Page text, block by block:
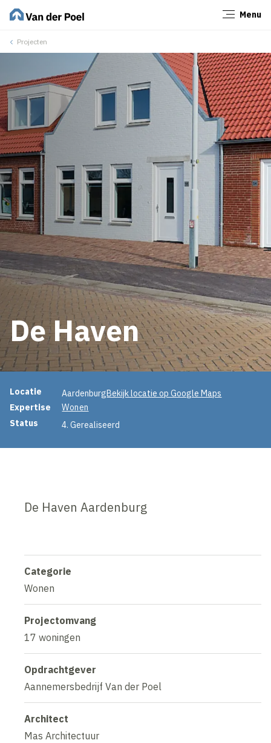
Menu
Projecten
De Haven
Projectinformatie
Locatie AardenburgBekijk locatie op Google Maps
Expertise
Wonen
Status
4. Gerealiseerd
De Haven Aardenburg
Categorie
Wonen
Projectomvang
17 woningen
Opdrachtgever
Aannemersbedrijf Van der Poel
Architect
Mas Architectuur
Sluiten